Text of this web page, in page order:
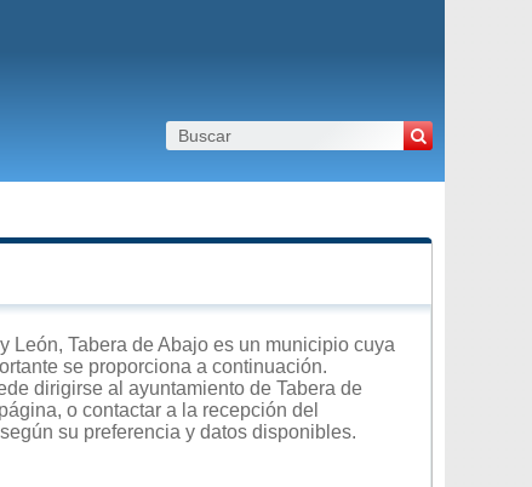
León, Tabera de Abajo es un municipio cuya
se proporciona a continuación.
dirigirse al ayuntamiento de Tabera de
o contactar a la recepción del
su preferencia y datos disponibles.